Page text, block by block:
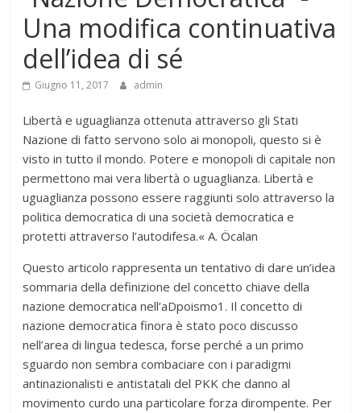
Una modifica continuativa
dell’idea di sé
Giugno 11, 2017 admin
Libertà e uguaglianza ottenuta attraverso gli Stati
Nazione di fatto servono solo ai monopoli, questo si è
visto in tutto il mondo. Potere e monopoli di capitale non
permettono mai vera libertà o uguaglianza. Libertà e
uguaglianza possono essere raggiunti solo attraverso la
politica democratica di una società democratica e
protetti attraverso l’autodifesa.« A. Öcalan
Questo articolo rappresenta un tentativo di dare un’idea
sommaria della definizione del concetto chiave della
nazione democratica nell’aDpoismo1. Il concetto di
nazione democratica finora è stato poco discusso
nell’area di lingua tedesca, forse perché a un primo
sguardo non sembra combaciare con i paradigmi
antinazionalisti e antistatali del PKK che danno al
movimento curdo una particolare forza dirompente. Per